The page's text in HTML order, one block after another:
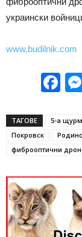
украински
www.budilnik.com
ТАГОВЕ 5-а
Покровск
фиброоптични